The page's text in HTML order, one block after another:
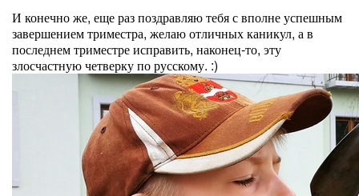
И конечно же, еще раз поздравляю тебя с вполне успешным
завершением триместра, желаю отличных каникул, а в
последнем триместре исправить, наконец-то, эту
злосчастную четверку по русскому. :)